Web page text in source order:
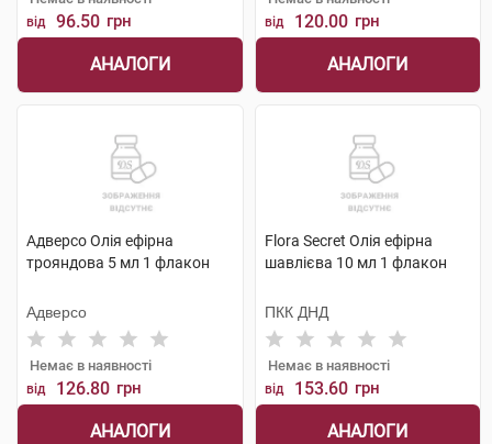
від 96.50 грн
АНАЛОГИ
від 120.00 грн
АНАЛОГИ
Адверсо Олія ефірна
трояндова 5 мл 1 флакон
Адверсо
Немає в наявності
від 126.80 грн
АНАЛОГИ
Flora Secret Олія ефірна
шавлієва 10 мл 1 флакон
ПКК ДНД
Немає в наявності
від 153.60 грн
АНАЛОГИ